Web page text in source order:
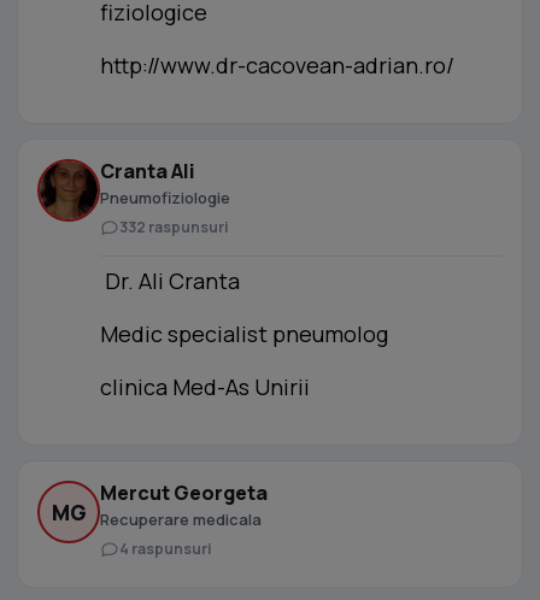
fiziologice
http://www.dr-cacovean-adrian.ro/
Cranta Ali
Pneumofiziologie
332 raspunsuri
Dr. Ali Cranta
Medic specialist pneumolog
clinica Med-As Unirii
MG
Mercut Georgeta
Recuperare medicala
4 raspunsuri